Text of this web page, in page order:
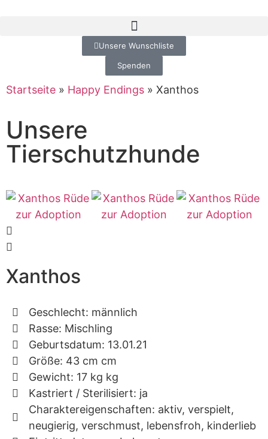
Unsere Wunschliste
Spenden
Startseite » Happy Endings » Xanthos
Unsere
Tierschutzhunde
Xanthos
Geschlecht: männlich
Rasse: Mischling
Geburtsdatum: 13.01.21
Größe: 43 cm cm
Gewicht: 17 kg kg
Kastriert / Sterilisiert: ja
Charaktereigenschaften: aktiv, verspielt,
neugierig, verschmust, lebensfroh, kinderlieb